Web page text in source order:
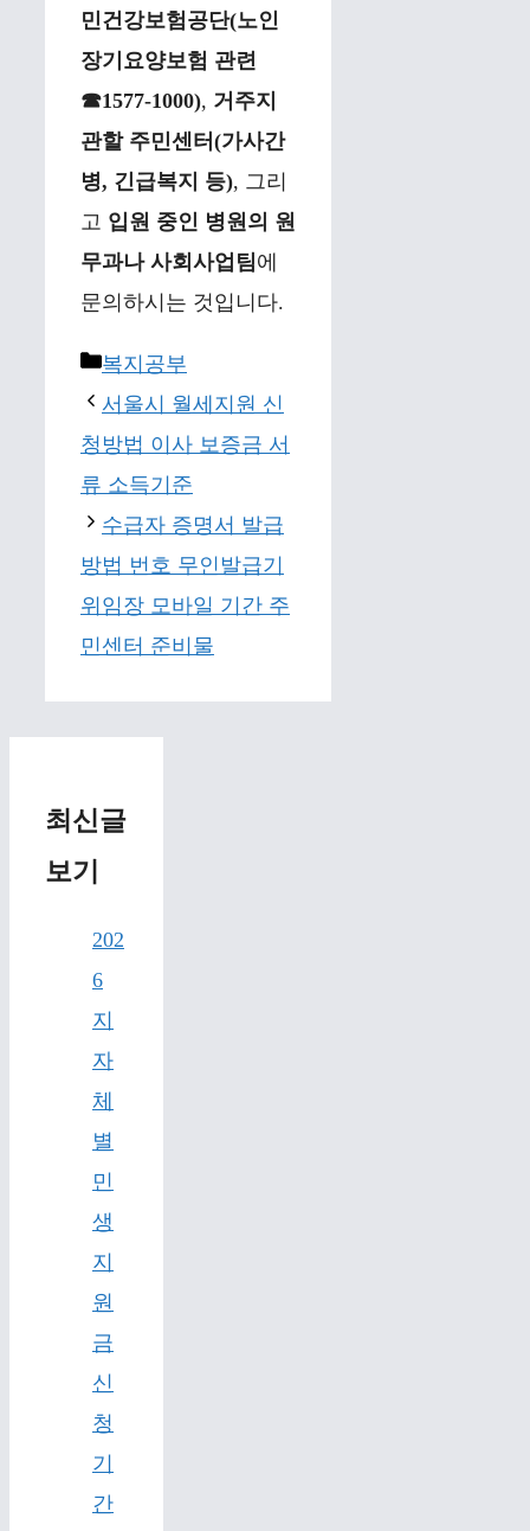
민건강보험공단(노인
장기요양보험 관련
☎1577-1000), 거주지
관할 주민센터(가사간
병, 긴급복지 등), 그리
고 입원 중인 병원의 원
무과나 사회사업팀에
문의하시는 것입니다.
Categories
복지공부
서울시 월세지원 신
청방법 이사 보증금 서
류 소득기준
수급자 증명서 발급
방법 번호 무인발급기
위임장 모바일 기간 주
민센터 준비물
최신글
보기
202
6
지
자
체
별
민
생
지
원
금
신
청
기
간